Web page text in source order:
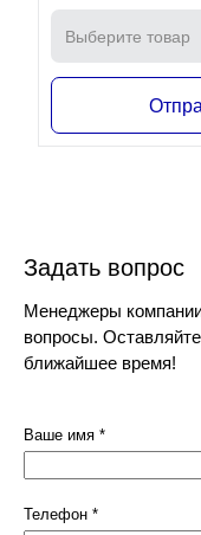
Задать вопрос
Менеджеры
вопросы.
ближайшее время!
Ваше имя *
Телефон *